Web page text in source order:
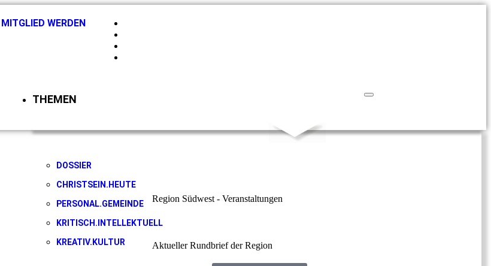
MITGLIED WERDEN
THEMEN
DOSSIER
CHRISTSEIN.HEUTE
PERSONAL.GEMEINDE
KRITISCH.INTELLEKTUELL
KREATIV.KULTUR
Region Südwest - Veranstaltungen
Aktueller Rundbrief der Region